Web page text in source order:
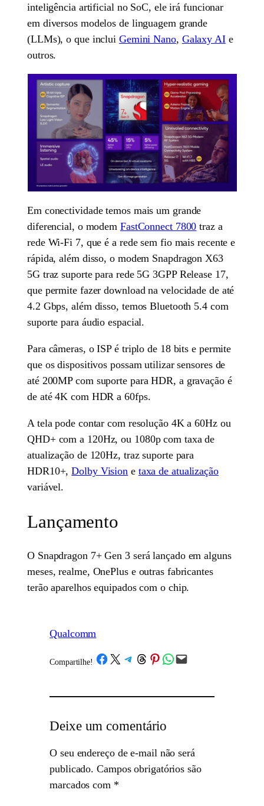
inteligência artificial no SoC, ele irá funcionar
em diversos modelos de linguagem grande
(LLMs), o que inclui Gemini Nano, Galaxy AIe
outros.
Em conectividade temos mais um grande
diferencial, o modem FastConnect 7800 traz a
rede Wi-Fi 7, que é a rede sem fio mais recente e
rápida, além disso, o modem Snapdragon X63
5G traz suporte para rede 5G 3GPP Release 17,
que permite fazer download na velocidade de até
4.2 Gbps, além disso, temos Bluetooth 5.4 com
suporte para áudio espacial.
Para câmeras, o ISP é triplo de 18 bits e permite
que os dispositivos possam utilizar sensores de
até 200MP com suporte para HDR, a gravação é
de até 4K com HDR a 60fps.
A tela pode contar com resolução 4K a 60Hz ou
QHD+ com a 120Hz, ou 1080p com taxa de
atualização de 120Hz, traz suporte para
HDR10+,Dolby Vision e taxa de atualização
variável.
Lançamento
O Snapdragon 7+ Gen 3 será lançado em alguns
meses, realme, OnePlus e outras fabricantes
terão aparelhos equipados com o chip.
Qualcomm
Compartilhe! /Share on Facebook
Share on X Share on Telegram
Share on Threads
Share on Pinterest
Share on WhatsApp
Email this Page
Deixe um comentário
O seu endereço de e-mail não será
publicado. Campos obrigatórios são
marcados com *